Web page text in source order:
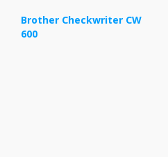
Brother Checkwriter CW
600